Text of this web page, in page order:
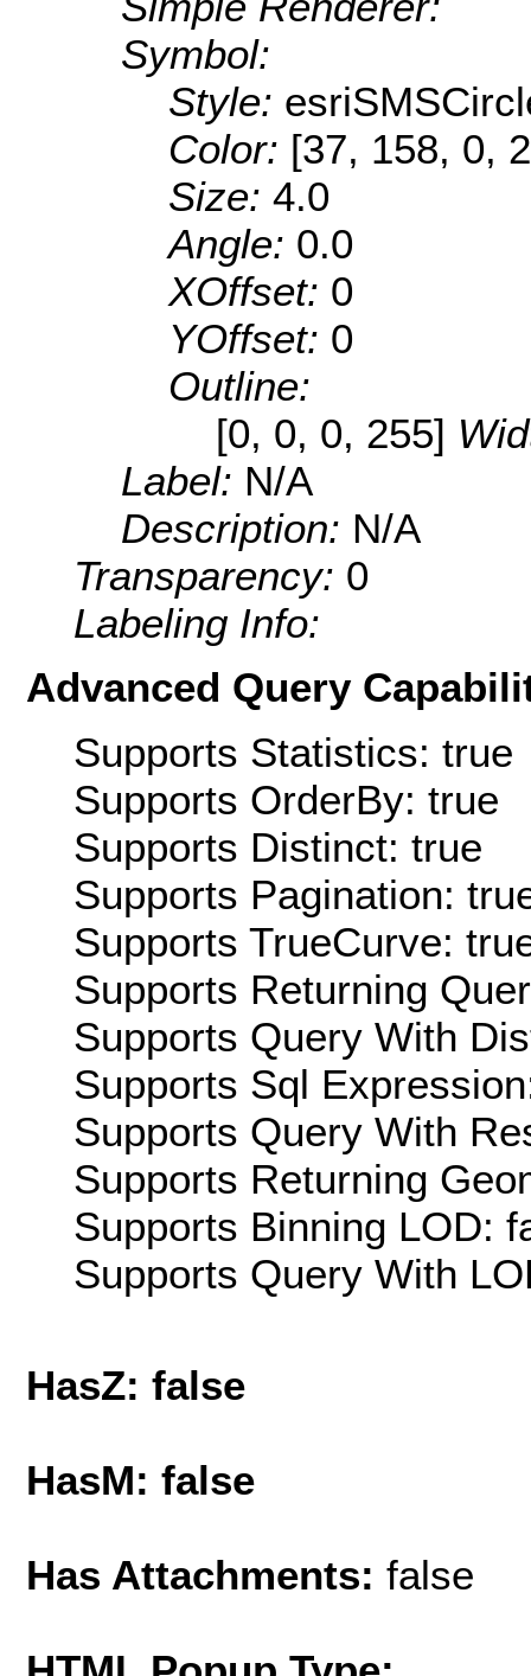
Symbol:
Style:
Color: [37, 158, 0,
Size: 4.0
Angle: 0.0
XOffset: 0
YOffset: 0
Outline:
[0, 0, 0, 255]
Label: N/A
Description: N/A
Transparency: 0
Labeling Info:
Advanced Query
Supports Statistics: true
Supports OrderBy: true
Supports Distinct: true
Supports Pagination:
Supports TrueCurve:
Supports Returning
Supports Query With
Supports Sql
Supports Query With
Supports Returning
Supports Binning LOD:
Supports Query With
HasZ: false
HasM: false
Has Attachments: false